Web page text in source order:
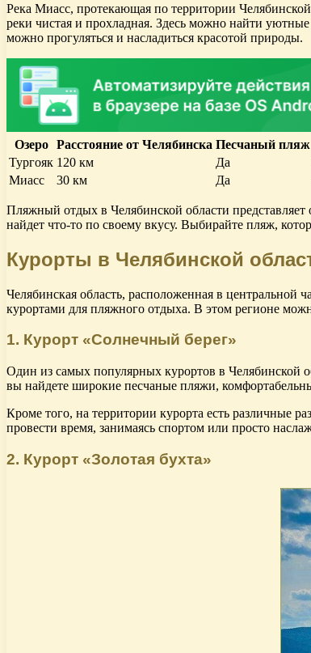
Река Миасс, протекающая по территории
реки чистая и прохладная. Здесь можно найти
можно прогуляться и насладиться красотой природы.
Озеро Расстояние от Челябинска Песчаный пляж
Тургояк 120 км Да
Миасс
30 км Да
Пляжный отдых в Челябинской области
найдет что-то по своему вкусу. Выбирайте пляж,
Курорты в Челябинской
Челябинская область, расположенная в
курортами для пляжного отдыха. В этом регионе
1. Курорт «Солнечный берег»
Один из самых популярных курортов в Челябинской
вы найдете широкие песчаные пляжи,
Кроме того, на территории курорта есть различные
провести время, занимаясь спортом или просто
2. Курорт «Золотая бухта»